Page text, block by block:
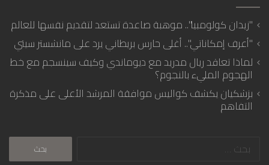
"زيدان كولومبيا".. موهبة صاعدة تستعد لتقديم نفسها للعالم
"أعرف إمكاناتي".. أغلى حارس بريطاني يرد على مانشستر سيتي
لماذا تعاقد ريال مدريد مع ديوماندي وكيف سينسجم مع خط
الهجوم المليء بالنجوم؟
بزشكيان يكشف كواليس موافقة المرشد الأعلى على مذكرة
التفاهم
البحث